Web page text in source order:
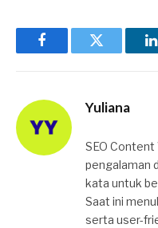
FacebookTwitter
Yuliana
SEO Content
pengalaman
kata untuk
Saat ini
serta user-